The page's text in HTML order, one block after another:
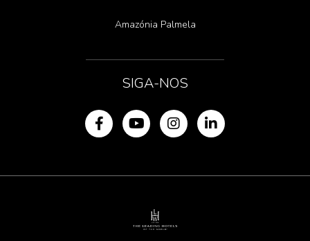
Amazónia Palmela
SIGA-NOS